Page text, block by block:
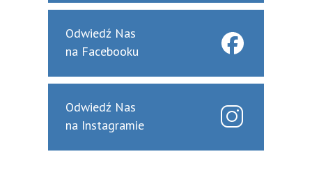
Odwiedź Nas
na Facebooku
Odwiedź Nas
na Instagramie